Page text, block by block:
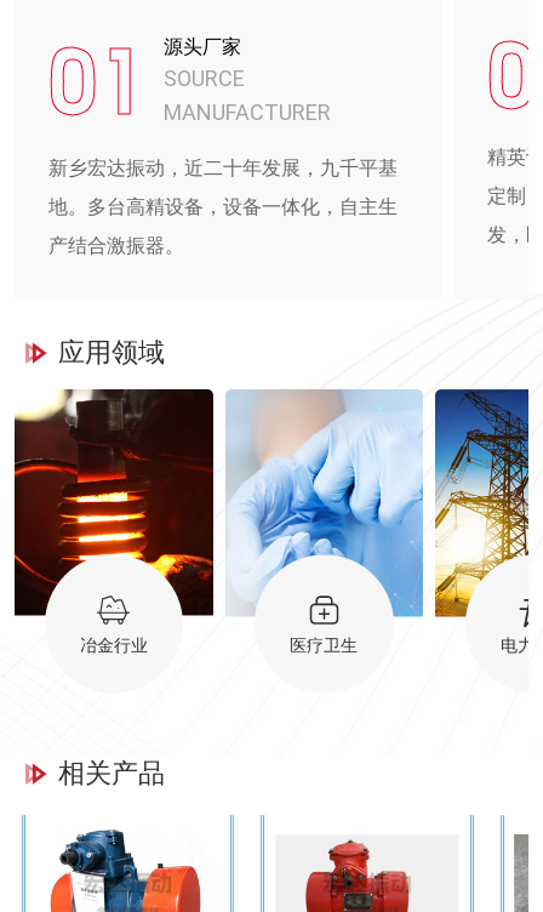
01 源头厂家
SOURCE
MANUFACTURER
新乡宏达振动，近二十年发展，九千平基
地。多台高精设备，设备一体化，自主生
产结合激振器。
精英
定制
发，
应用领域
冶金行业 医疗卫生 电力
相关产品